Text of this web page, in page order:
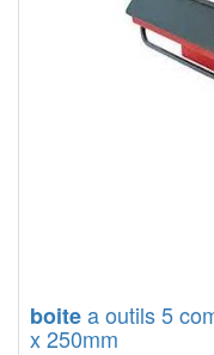
boitea outils 5
x 250mm